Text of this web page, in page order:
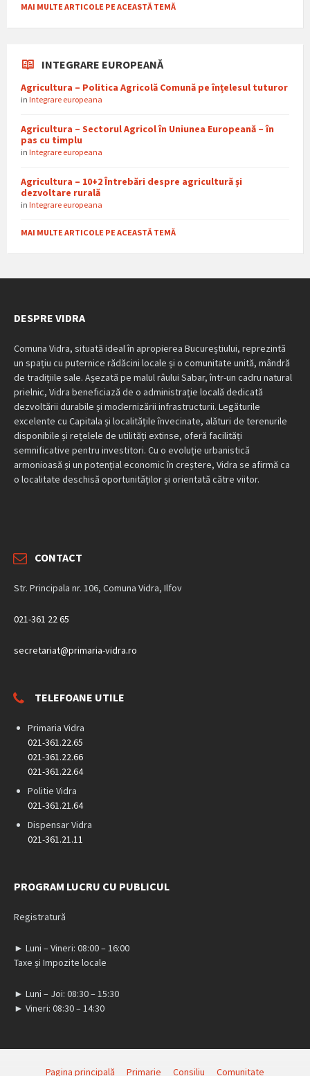
MAI MULTE ARTICOLE PE ACEASTĂ TEMĂ
INTEGRARE EUROPEANĂ
Agricultura – Politica Agricolă Comună pe înțelesul tuturor
in Integrare europeana
Agricultura – Sectorul Agricol în Uniunea Europeană – în
pas cu timplu
in Integrare europeana
Agricultura – 10+2 Întrebări despre agricultură și
dezvoltare rurală
in Integrare europeana
MAI MULTE ARTICOLE PE ACEASTĂ TEMĂ
DESPRE VIDRA
Comuna Vidra, situată ideal în apropierea Bucureștiului, reprezintă
un spațiu cu puternice rădăcini locale și o comunitate unită, mândră
de tradițiile sale. Așezată pe malul râului Sabar, într-un cadru natural
prielnic, Vidra beneficiază de o administrație locală dedicată
dezvoltării durabile și modernizării infrastructurii. Legăturile
excelente cu Capitala și localitățile învecinate, alături de terenurile
disponibile și rețelele de utilități extinse, oferă facilități
semnificative pentru investitori. Cu o evoluție urbanistică
armonioasă și un potențial economic în creștere, Vidra se afirmă ca
o localitate deschisă oportunităților și orientată către viitor.
CONTACT
Str. Principala nr. 106, Comuna Vidra, Ilfov
021-361 22 65
secretariat@primaria-vidra.ro
TELEFOANE UTILE
Primaria Vidra
021-361.22.65
021-361.22.66
021-361.22.64
Politie Vidra
021-361.21.64
Dispensar Vidra
021-361.21.11
PROGRAM LUCRU CU PUBLICUL
Registratură
► Luni – Vineri: 08:00 – 16:00
Taxe și Impozite locale
► Luni – Joi: 08:30 – 15:30
► Vineri: 08:30 – 14:30
Pagina principală Primarie Consiliu Comunitate